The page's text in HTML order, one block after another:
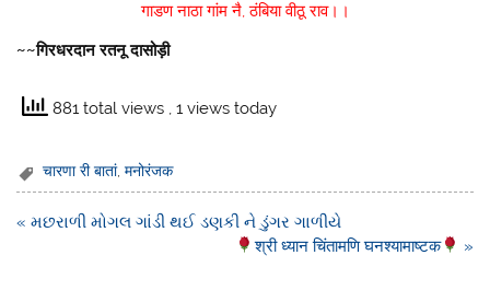
गाडण नाठा गांम नै, ठंबिया वीठू राव।।
~~गिरधरदान रतनू दासोड़ी
881 total views , 1 views today
चारणा री बातां,मनोरंजक
Post
« મછરાળી મોગલ ગાંડી થઈ ડણકી ને ડુંગર ગાળીયે
श्री ध्यान चिंतामणि घनश्यामाष्टक
»